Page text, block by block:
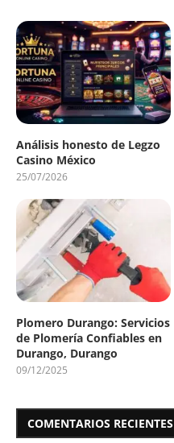
Análisis honesto de Legzo
Casino México
25/07/2026
Plomero Durango: Servicios
de Plomería Confiables en
Durango, Durango
09/12/2025
COMENTARIOS RECIENTES